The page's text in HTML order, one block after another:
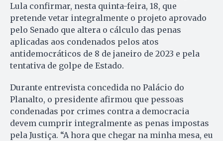
Lula confirmar, nesta quinta-feira, 18, que
pretende vetar integralmente o projeto aprovado
pelo Senado que altera o cálculo das penas
aplicadas aos condenados pelos atos
antidemocráticos de 8 de janeiro de 2023 e pela
tentativa de golpe de Estado.
Durante entrevista concedida no Palácio do
Planalto, o presidente afirmou que pessoas
condenadas por crimes contra a democracia
devem cumprir integralmente as penas impostas
pela Justiça. “A hora que chegar na minha mesa, eu